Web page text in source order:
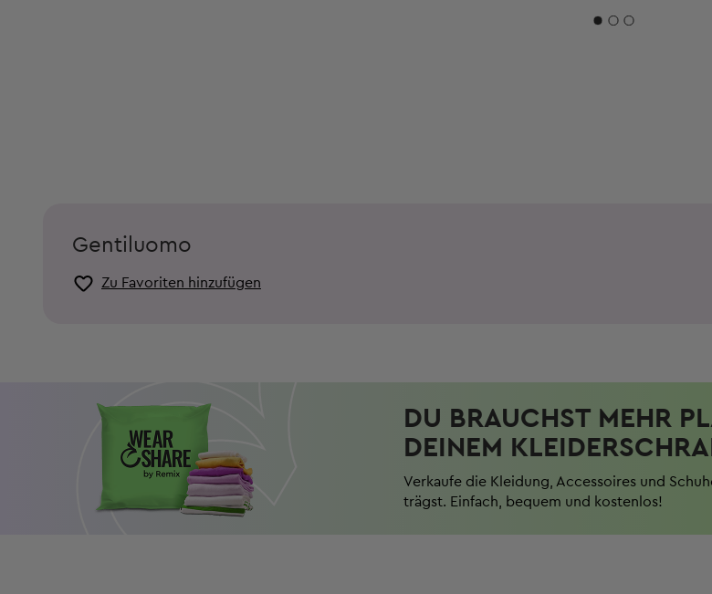
Gentiluomo
Zu Favoriten hinzufügen
DU BRAUCHST MEHR
DEINEM
Verkaufe die Kleidung, Accessoires und
trägst. Einfach, bequem und kostenlos!